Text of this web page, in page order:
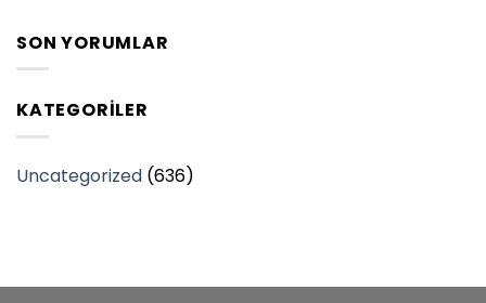
SON YORUMLAR
KATEGORILER
Uncategorized (636)